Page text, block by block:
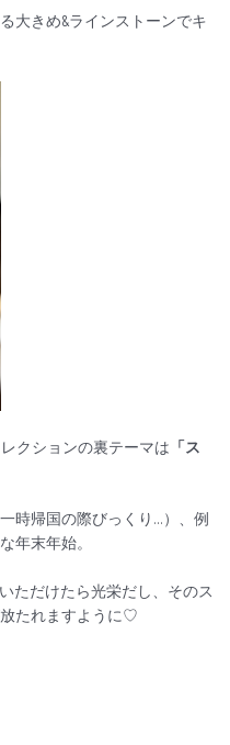
大きめ&ラインストーンでキ
クションの裏テーマは 「ス
時帰国の際びっくり…）、例
年末年始。
ただけたら光栄だし、そのス
たれますように♡